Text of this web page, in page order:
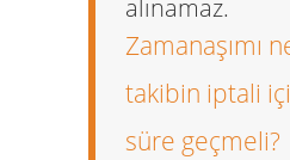
alınamaz.
Zamanaşımı
takibin iptali
süre geçmeli?